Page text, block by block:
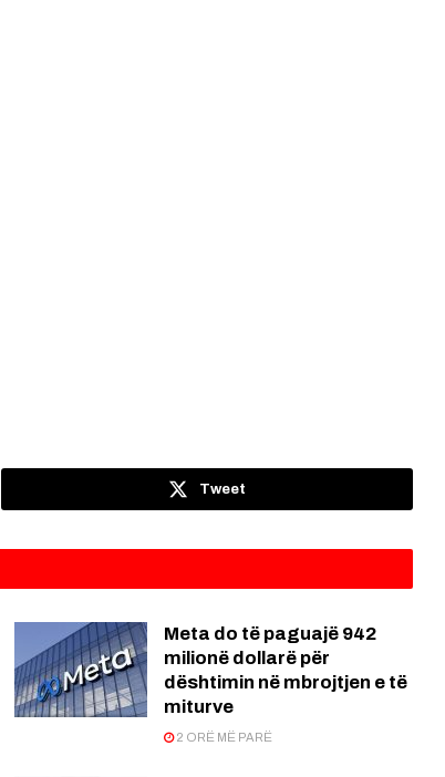
Tweet
Meta do të paguajë 942
milionë dollarë për
dështimin në mbrojtjen e të
miturve
2 ORË MË PARË